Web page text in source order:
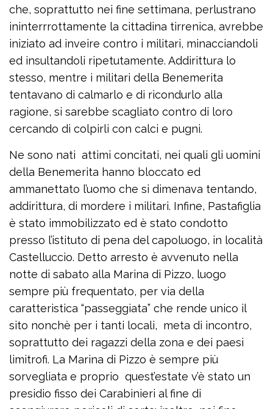
che, soprattutto nei fine settimana, perlustrano
ininterrrottamente la cittadina tirrenica, avrebbe
iniziato ad inveire contro i militari, minacciandoli
ed insultandoli ripetutamente. Addirittura lo
stesso, mentre i militari della Benemerita
tentavano di calmarlo e di ricondurlo alla
ragione, si sarebbe scagliato contro di loro
cercando di colpirli con calci e pugni.
Ne sono nati attimi concitati, nei quali gli uomini
della Benemerita hanno bloccato ed
ammanettato l’uomo che si dimenava tentando,
addirittura, di mordere i militari. Infine, Pastafiglia
è stato immobilizzato ed è stato condotto
presso l’istituto di pena del capoluogo, in località
Castelluccio. Detto arresto è avvenuto nella
notte di sabato alla Marina di Pizzo, luogo
sempre più frequentato, per via della
caratteristica “passeggiata” che rende unico il
sito nonchè per i tanti locali, meta di incontro,
soprattutto dei ragazzi della zona e dei paesi
limitrofi. La Marina di Pizzo è sempre più
sorvegliata e proprio quest’estate v’è stato un
presidio fisso dei Carabinieri al fine di